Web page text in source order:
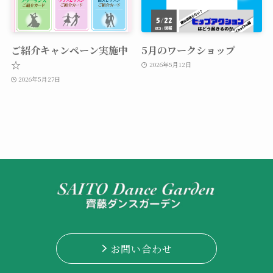
ご紹介キャンペーン実施中
☆
2026年5月27日
5月のワークショップ
2026年5月12日
お問い合わせ